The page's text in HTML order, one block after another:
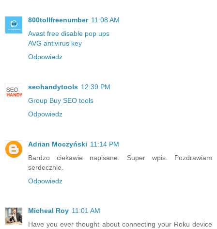
800tollfreenumber 11:08 AM
Avast free disable pop ups
AVG antivirus key
Odpowiedz
seohandytools 12:39 PM
Group Buy SEO tools
Odpowiedz
Adrian Moczyński 11:14 PM
Bardzo ciekawie napisane. Super wpis. Pozdrawiam
serdecznie.
Odpowiedz
Micheal Roy 11:01 AM
Have you ever thought about connecting your Roku device